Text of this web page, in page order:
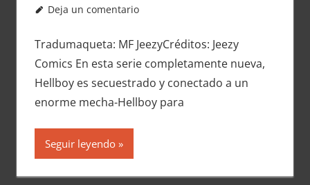
Deja un comentario
Tradumaqueta: MF JeezyCréditos: Jeezy
Comics En esta serie completamente nueva,
Hellboy es secuestrado y conectado a un
enorme mecha-Hellboy para
Seguir leyendo